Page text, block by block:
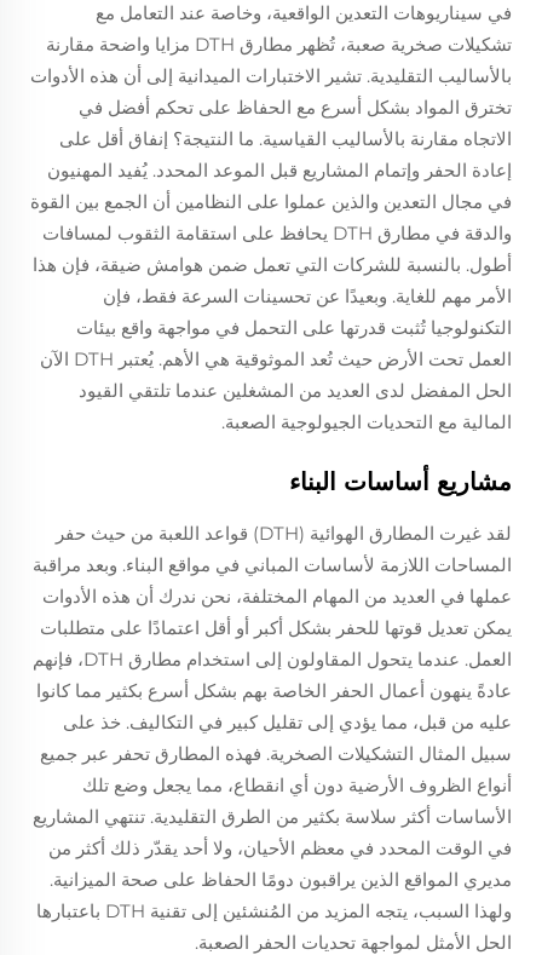
في سيناريوهات التعدين الواقعية، وخاصة عند التعامل مع
تشكيلات صخرية صعبة، تُظهر مطارق DTH مزايا واضحة مقارنة
بالأساليب التقليدية. تشير الاختبارات الميدانية إلى أن هذه الأدوات
تخترق المواد بشكل أسرع مع الحفاظ على تحكم أفضل في
الاتجاه مقارنة بالأساليب القياسية. ما النتيجة؟ إنفاق أقل على
إعادة الحفر وإتمام المشاريع قبل الموعد المحدد. يُفيد المهنيون
في مجال التعدين والذين عملوا على النظامين أن الجمع بين القوة
والدقة في مطارق DTH يحافظ على استقامة الثقوب لمسافات
أطول. بالنسبة للشركات التي تعمل ضمن هوامش ضيقة، فإن هذا
الأمر مهم للغاية. وبعيدًا عن تحسينات السرعة فقط، فإن
التكنولوجيا تُثبت قدرتها على التحمل في مواجهة واقع بيئات
العمل تحت الأرض حيث تُعد الموثوقية هي الأهم. يُعتبر DTH الآن
الحل المفضل لدى العديد من المشغلين عندما تلتقي القيود
المالية مع التحديات الجيولوجية الصعبة.
مشاريع أساسات البناء
لقد غيرت المطارق الهوائية (DTH) قواعد اللعبة من حيث حفر
المساحات اللازمة لأساسات المباني في مواقع البناء. وبعد مراقبة
عملها في العديد من المهام المختلفة، نحن ندرك أن هذه الأدوات
يمكن تعديل قوتها للحفر بشكل أكبر أو أقل اعتمادًا على متطلبات
العمل. عندما يتحول المقاولون إلى استخدام مطارق DTH، فإنهم
عادةً ينهون أعمال الحفر الخاصة بهم بشكل أسرع بكثير مما كانوا
عليه من قبل، مما يؤدي إلى تقليل كبير في التكاليف. خذ على
سبيل المثال التشكيلات الصخرية. فهذه المطارق تحفر عبر جميع
أنواع الظروف الأرضية دون أي انقطاع، مما يجعل وضع تلك
الأساسات أكثر سلاسة بكثير من الطرق التقليدية. تنتهي المشاريع
في الوقت المحدد في معظم الأحيان، ولا أحد يقدّر ذلك أكثر من
مديري المواقع الذين يراقبون دومًا الحفاظ على صحة الميزانية.
ولهذا السبب، يتجه المزيد من المُنشئين إلى تقنية DTH باعتبارها
الحل الأمثل لمواجهة تحديات الحفر الصعبة.